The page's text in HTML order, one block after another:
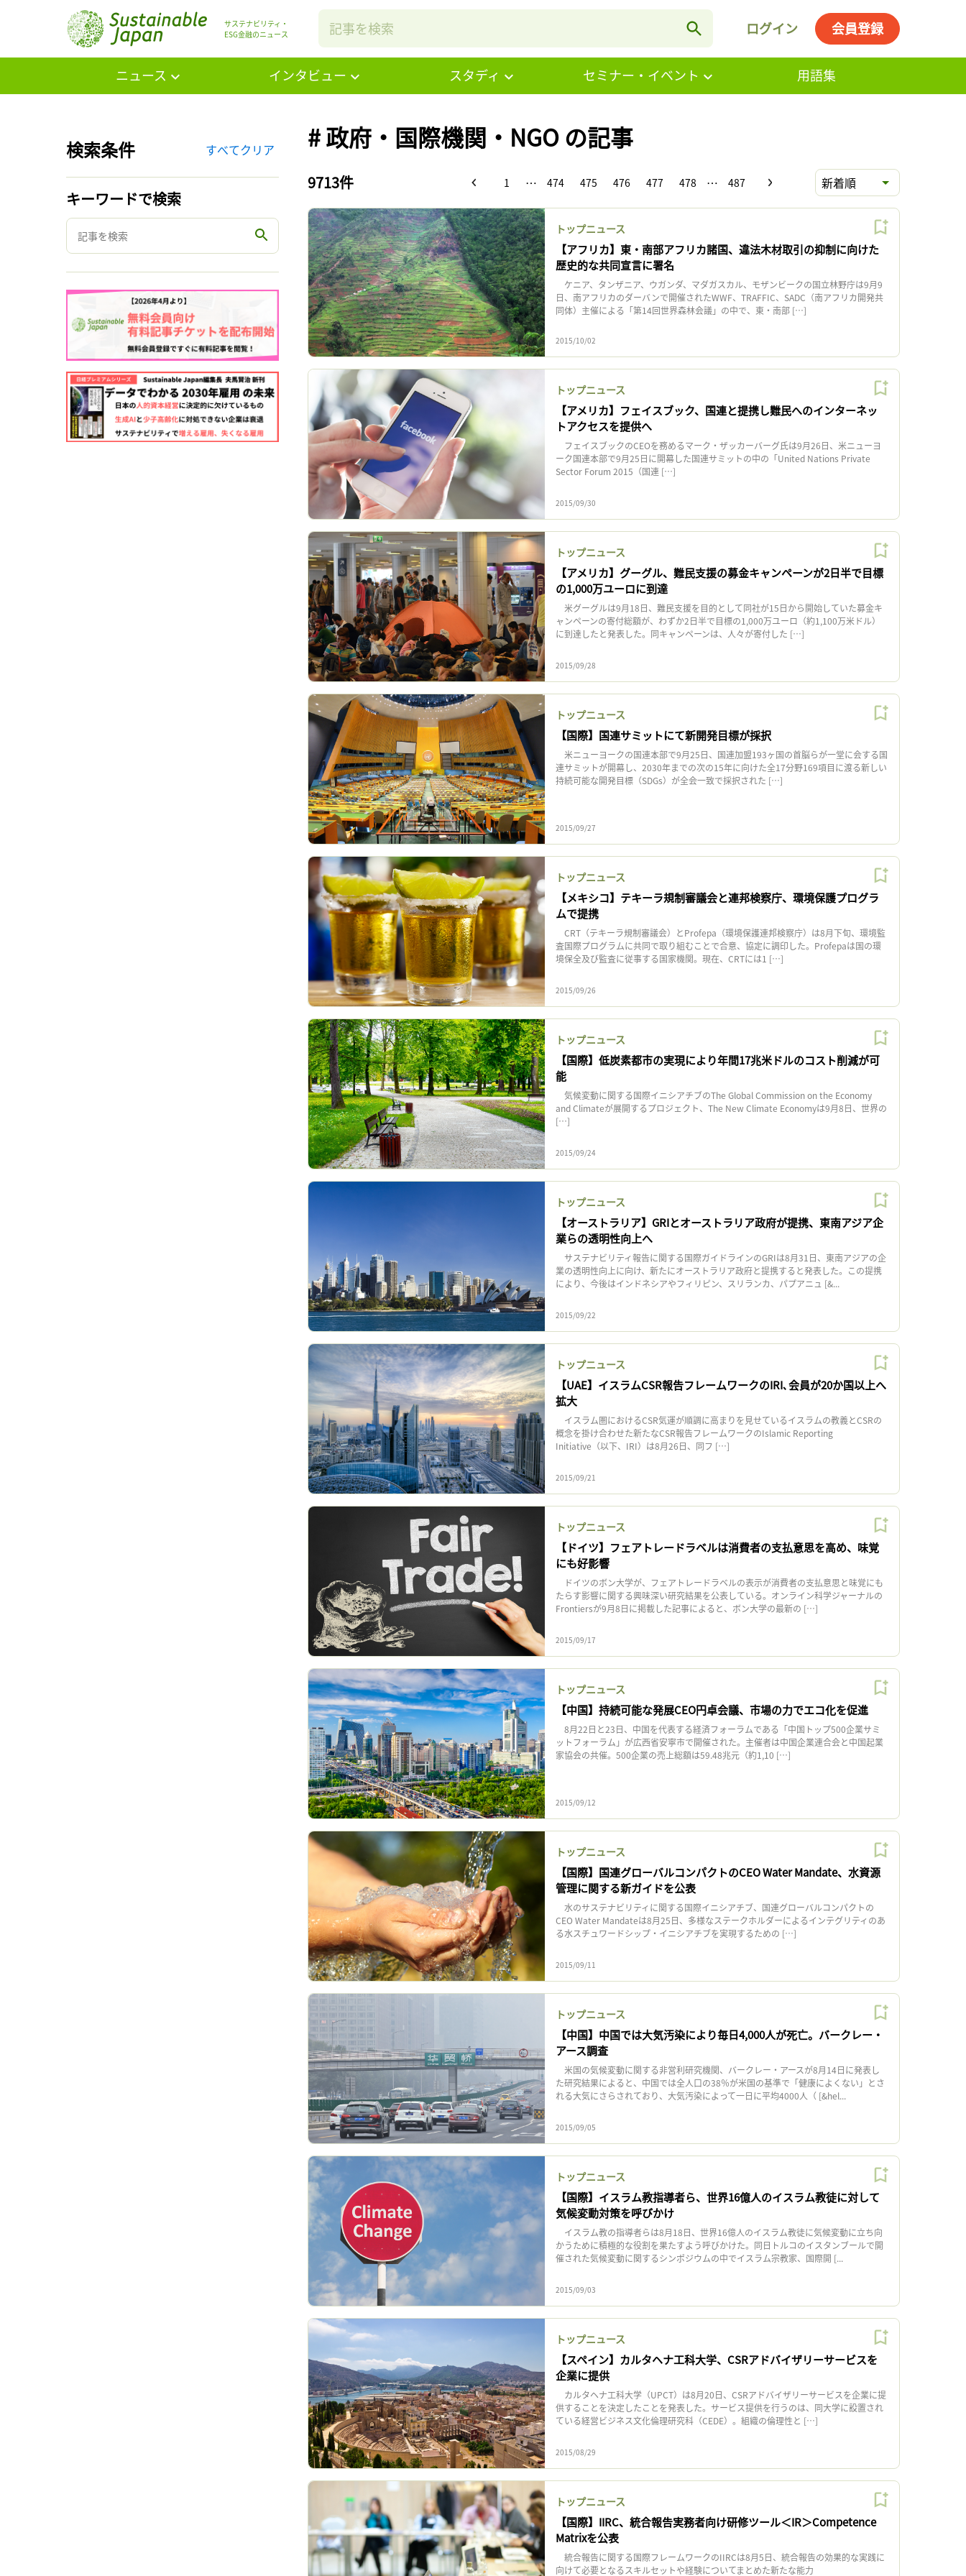
サステナビリティ・
ESG金融のニュース
ログイン 会員登録
ニュース インタビュー スタディ セミナー・イベント 用語集
検索条件 すべてクリア
キーワードで検索
# 政府・国際機関・NGO の記事
9713件 1 … 474 475 476 477 478 … 487 新着順
トップニュース
【アフリカ】東・南部アフリカ諸国、違法木材取引の抑制に向けた
歴史的な共同宣言に署名
ケニア、タンザニア、ウガンダ、マダガスカル、モザンビークの国立林野庁は9月9
日、南アフリカのダーバンで開催されたWWF、TRAFFIC、SADC（南アフリカ開発共
同体）主催による「第14回世界森林会議」の中で、東・南部 […]
2015/10/02
トップニュース
【アメリカ】フェイスブック、国連と提携し難民へのインターネッ
トアクセスを提供へ
フェイスブックのCEOを務めるマーク・ザッカーバーグ氏は9月26日、米ニューヨ
ーク国連本部で9月25日に開幕した国連サミットの中の「United Nations Private
Sector Forum 2015（国連 […]
2015/09/30
トップニュース
【アメリカ】グーグル、難民支援の募金キャンペーンが2日半で目標
の1,000万ユーロに到達
米グーグルは9月18日、難民支援を目的として同社が15日から開始していた募金キ
ャンペーンの寄付総額が、わずか2日半で目標の1,000万ユーロ（約1,100万米ドル）
に到達したと発表した。同キャンペーンは、人々が寄付した […]
2015/09/28
トップニュース
【国際】国連サミットにて新開発目標が採択
米ニューヨークの国連本部で9月25日、国連加盟193ヶ国の首脳らが一堂に会する国
連サミットが開幕し、2030年までの次の15年に向けた全17分野169項目に渡る新しい
持続可能な開発目標（SDGs）が全会一致で採択された […]
2015/09/27
トップニュース
【メキシコ】テキーラ規制審議会と連邦検察庁、環境保護プログラ
ムで提携
CRT（テキーラ規制審議会）とProfepa（環境保護連邦検察庁）は8月下旬、環境監
査国際プログラムに共同で取り組むことで合意、協定に調印した。Profepaは国の環
境保全及び監査に従事する国家機関。現在、CRTには1 […]
2015/09/26
トップニュース
【国際】低炭素都市の実現により年間17兆米ドルのコスト削減が可
能
気候変動に関する国際イニシアチブのThe Global Commission on the Economy
and Climateが展開するプロジェクト、The New Climate Economyは9月8日、世界の
[…]
2015/09/24
トップニュース
【オーストラリア】GRIとオーストラリア政府が提携、東南アジア企
業らの透明性向上へ
サステナビリティ報告に関する国際ガイドラインのGRIは8月31日、東南アジアの企
業の透明性向上に向け、新たにオーストラリア政府と提携すると発表した。この提携
により、今後はインドネシアやフィリピン、スリランカ、パプアニュ [&...
2015/09/22
トップニュース
【UAE】イスラムCSR報告フレームワークのIRI､会員が20か国以上へ
拡大
イスラム圏におけるCSR気運が順調に高まりを見せているイスラムの教義とCSRの
概念を掛け合わせた新たなCSR報告フレームワークのIslamic Reporting
Initiative（以下、IRI）は8月26日、同フ […]
2015/09/21
トップニュース
【ドイツ】フェアトレードラベルは消費者の支払意思を高め、味覚
にも好影響
ドイツのボン大学が、フェアトレードラベルの表示が消費者の支払意思と味覚にも
たらす影響に関する興味深い研究結果を公表している。オンライン科学ジャーナルの
Frontiersが9月8日に掲載した記事によると、ボン大学の最新の […]
2015/09/17
トップニュース
【中国】持続可能な発展CEO円卓会議、市場の力でエコ化を促進
8月22日と23日、中国を代表する経済フォーラムである「中国トップ500企業サミ
ットフォーラム」が広西省安寧市で開催された。主催者は中国企業連合会と中国起業
家協会の共催。500企業の売上総額は59.48兆元（約1,10 […]
2015/09/12
トップニュース
【国際】国連グローバルコンパクトのCEO Water Mandate、水資源
管理に関する新ガイドを公表
水のサステナビリティに関する国際イニシアチブ、国連グローバルコンパクトの
CEO Water Mandateは8月25日、多様なステークホルダーによるインテグリティのあ
る水スチュワードシップ・イニシアチブを実現するための […]
2015/09/11
トップニュース
【中国】中国では大気汚染により毎日4,000人が死亡。バークレー・
アース調査
米国の気候変動に関する非営利研究機関、バークレー・アースが8月14日に発表し
た研究結果によると、中国では全人口の38％が米国の基準で「健康によくない」とさ
れる大気にさらされており、大気汚染によって一日に平均4000人（ [&hel...
2015/09/05
トップニュース
【国際】イスラム教指導者ら、世界16億人のイスラム教徒に対して
気候変動対策を呼びかけ
イスラム教の指導者らは8月18日、世界16億人のイスラム教徒に気候変動に立ち向
かうために積極的な役割を果たすよう呼びかけた。同日トルコのイスタンブールで開
催された気候変動に関するシンポジウムの中でイスラム宗教家、国際開 [...
2015/09/03
トップニュース
【スペイン】カルタヘナ工科大学、CSRアドバイザリーサービスを
企業に提供
カルタヘナ工科大学（UPCT）は8月20日、CSRアドバイザリーサービスを企業に提
供することを決定したことを発表した。サービス提供を行うのは、同大学に設置され
ている経営ビジネス文化倫理研究科（CEDE）。組織の倫理性と […]
2015/08/29
トップニュース
【国際】IIRC、統合報告実務者向け研修ツール＜IR＞Competence
Matrixを公表
統合報告に関する国際フレームワークのIIRCは8月5日、統合報告の効果的な実践に
向けて必要となるスキルセットや経験についてまとめた新たな能力
記事をお気に入りに保存するには
ログインが必要です
ログイン 会員登録